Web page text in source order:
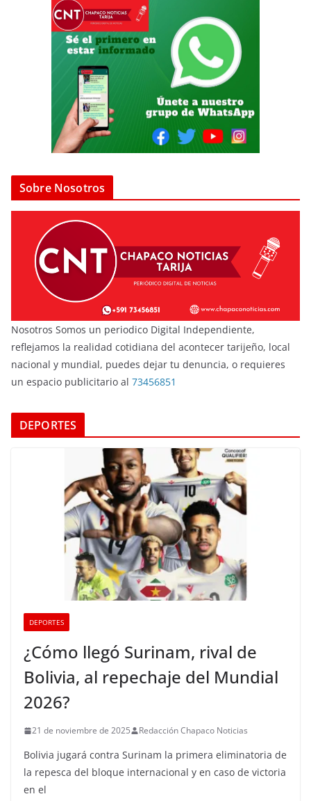
Sobre Nosotros
Nosotros Somos un periodico Digital Independiente,
reflejamos la realidad cotidiana del acontecer tarijeño, local
nacional y mundial, puedes dejar tu denuncia, o requieres
un espacio publicitario al 73456851
DEPORTES
DEPORTES
¿Cómo llegó Surinam, rival de
Bolivia, al repechaje del Mundial
2026?
21 de noviembre de 2025 Redacción Chapaco Noticias
Bolivia jugará contra Surinam la primera eliminatoria de
la repesca del bloque internacional y en caso de victoria
en el